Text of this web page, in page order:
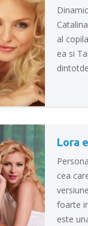
al
ea si
Lora
cea
foarte
este